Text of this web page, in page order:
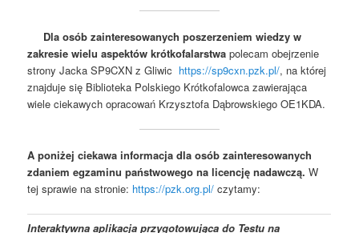
Dla osób zainteresowanych poszerzeniem wiedzy w
zakresie wielu aspektów krótkofalarstwapolecam obejrzenie
strony Jacka SP9CXN z Gliwic https://sp9cxn.pzk.pl/, na której
znajduje się Biblioteka Polskiego Krótkofalowca zawierająca
wiele ciekawych opracowań Krzysztofa Dąbrowskiego OE1KDA.
A poniżej ciekawa informacja dla osób zainteresowanych
zdaniem egzaminu państwowego na licencję nadawczą. W
tej sprawie na stronie: https://pzk.org.pl/ czytamy:
Interaktywna aplikacja przygotowująca do Testu na